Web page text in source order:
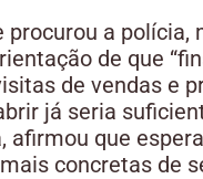
procurou a polícia,
de que
de vendas e
já seria
afirmou que
concretas de